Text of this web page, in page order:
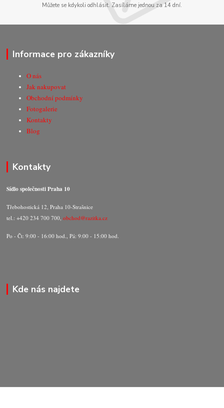
Můžete se kdykoli odhlásit. Zasíláme jednou za 14 dní.
Informace pro zákazníky
O nás
Jak nakupovat
Obchodní podmínky
Fotogalerie
Kontakty
Blog
Kontakty
Sídlo společnosti Praha 10
Třebohostická 12, Praha 10-Strašnice
tel.: +420 234 700 700,obchod@razitka.cz
Po - Čt: 9:00 - 16:00 hod., Pá: 9:00 - 15:00 hod.
Kde nás najdete